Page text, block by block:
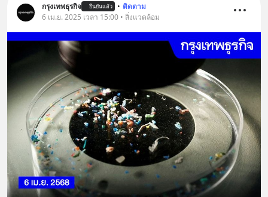
กรุงเทพธุรกิจ ยืนยันแล้ว • ติดตาม
6 เม.ย. 2025 เวลา 15:00 • สิ่งแวดล้อม